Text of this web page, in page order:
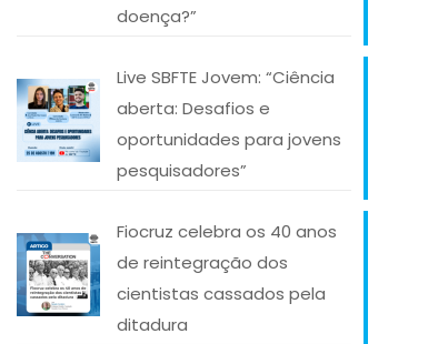
doença?”
Live SBFTE Jovem: “Ciência
aberta: Desafios e
oportunidades para jovens
pesquisadores”
Fiocruz celebra os 40 anos
de reintegração dos
cientistas cassados pela
ditadura